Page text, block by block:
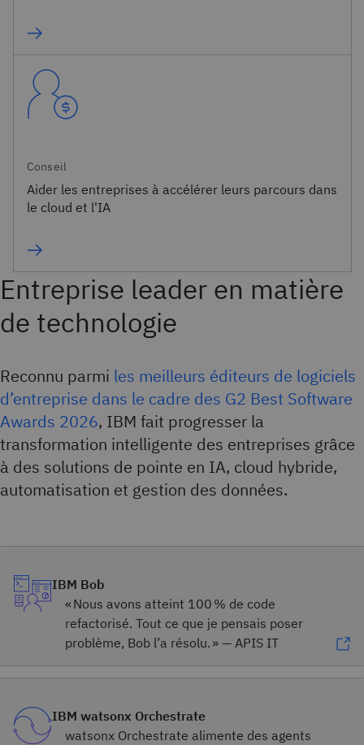
Conseil
Aider les entreprises à accélérer leurs parcours dans
le cloud et l'IA
Entreprise leader en matière
de technologie
Reconnu parmi les meilleurs éditeurs de logiciels
d’entreprise dans le cadre des G2 Best Software
Awards 2026, IBM fait progresser la
transformation intelligente des entreprises grâce
à des solutions de pointe en IA, cloud hybride,
automatisation et gestion des données.
IBM Bob
« Nous avons atteint 100 % de code
refactorisé. Tout ce que je pensais poser
problème, Bob l’a résolu. » — APIS IT
IBM watsonx Orchestrate
watsonx Orchestrate alimente des agents